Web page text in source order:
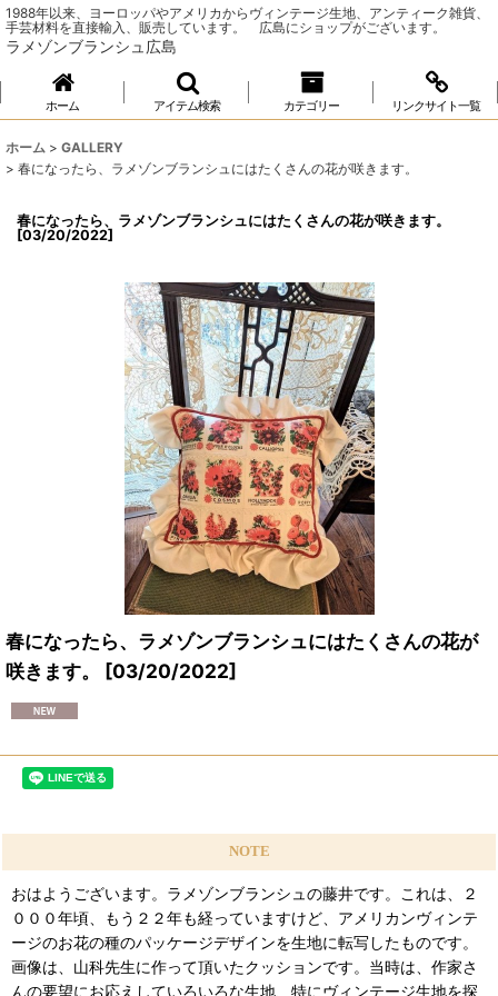
1988年以来、ヨーロッパやアメリカからヴィンテージ生地、アンティーク雑貨、
手芸材料を直接輸入、販売しています。 広島にショップがございます。
ラメゾンブランシュ広島
ホーム アイテム検索 カテゴリー リンクサイト一覧
ホーム > GALLERY
> 春になったら、ラメゾンブランシュにはたくさんの花が咲きます。
春になったら、ラメゾンブランシュにはたくさんの花が咲きます。
[03/20/2022]
春になったら、ラメゾンブランシュにはたくさんの花が
咲きます。
[03/20/2022]
NOTE
おはようございます。ラメゾンブランシュの藤井です。これは、２
０００年頃、もう２２年も経っていますけど、アメリカンヴィンテ
ージのお花の種のパッケージデザインを生地に転写したものです。
画像は、山科先生に作って頂いたクッションです。当時は、作家さ
んの要望にお応えしていろいろな生地、特にヴィンテージ生地を探